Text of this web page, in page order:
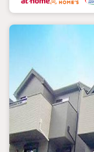
様にベストな「住ま
インターネット予約
（1）［室内・現地を
（2）本日4日以内を
「ご要望・ご質問欄
【主要不動産流通各
て、全国第9位の売
たくさんのお客様か
なお家探しをお約束
お家探しを始めて
ス町田に相談してみ
スタッフ一同お客様